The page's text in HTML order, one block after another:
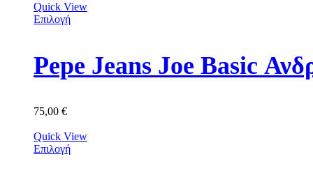
Quick View
Επιλογή
Pepe Jeans Joe Basic
75,00 €
Quick View
Επιλογή